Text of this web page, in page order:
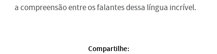
a compreensão entre os falantes dessa língua incrível.
Compartilhe: